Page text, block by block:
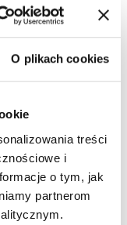
O plikach cookies
treści
i
o tym, jak
partnerom
że pochwalicie